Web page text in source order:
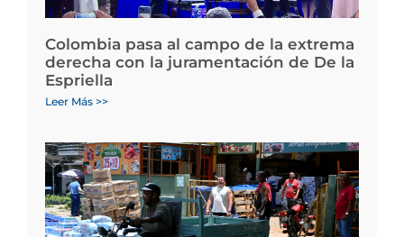
Colombia pasa al campo de la extrema
derecha con la juramentación de De la
Espriella
Leer Más >>